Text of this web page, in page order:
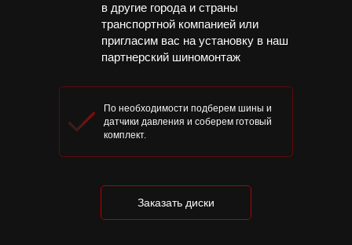
в другие города и страны
транспортной компанией или
пригласим вас на установку в наш
партнерский шиномонтаж
По необходимости подберем шины и
датчики давления и соберем готовый
комплект.
Заказать диски